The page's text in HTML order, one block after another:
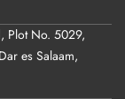
Plot No. 5029,
es Salaam,